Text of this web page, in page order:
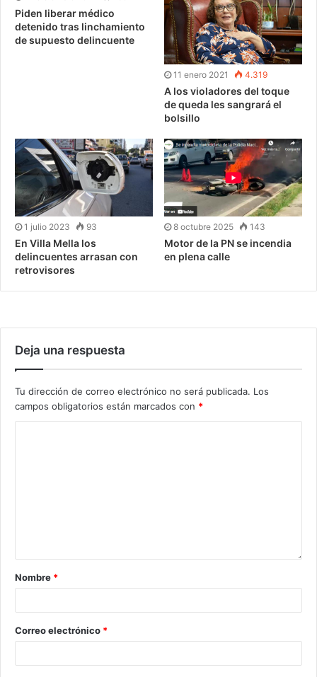
Piden liberar médico
detenido tras linchamiento
de supuesto delincuente
11 enero 2021 4.319
A los violadores del toque
de queda les sangrará el
bolsillo
1 julio 2023 93
En Villa Mella los
delincuentes arrasan con
retrovisores
8 octubre 2025 143
Motor de la PN se incendia
en plena calle
Deja una respuesta
Tu dirección de correo electrónico no será publicada. Los
campos obligatorios están marcados con *
Nombre *
Correo electrónico *